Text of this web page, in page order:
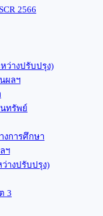
2566
ว่างปรับปรุง)
ผลฯ
ทรัพย์
การศึกษา
ฯ
างปรับปรุง)
3